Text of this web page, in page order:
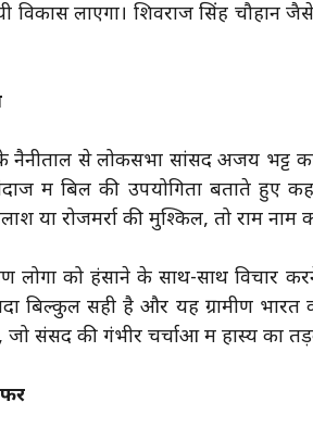
विकास लाएगा। शिवराज सिंह चौहान
नैनीताल से लोकसभा सांसद अजय भट्ट
में बिल की उपयोगिता बताते हुए
या रोजमर्रा की मुश्किलें, तो राम
लोगों को हंसाने के साथ-साथ विचार
बिल्कुल सही है और यह ग्रामीण
संसद की गंभीर चर्चाओं में हास्य का